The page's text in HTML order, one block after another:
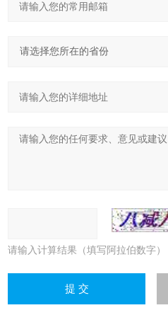
请输入计算结果（填写阿拉伯数字